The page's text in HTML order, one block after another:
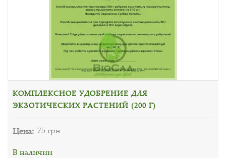
КОМПЛЕКСНОЕ УДОБРЕНИЕ ДЛЯ
ЭКЗОТИЧЕСКИХ РАСТЕНИЙ (200 Г)
Цена: 75 грн
В наличии